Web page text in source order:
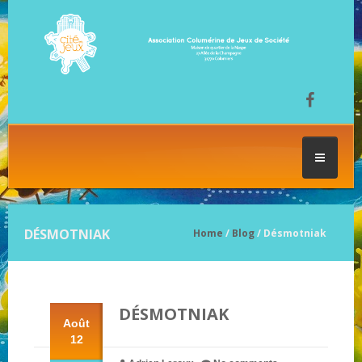
LES SÉANCES DE JEU
FESTIVAL DU JEU
DÉSMOTNIAK Home / Blog/ Désmotniak
Août
12
DÉSMOTNIAK